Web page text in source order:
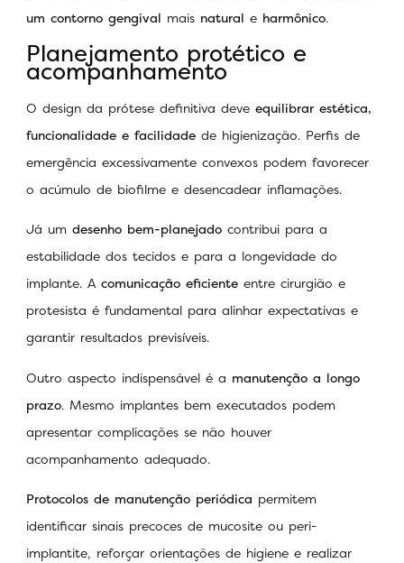
um contorno gengival mais natural e harmônico.
Planejamento protético e
acompanhamento
O design da prótese definitiva deve equilibrar estética,
funcionalidade e facilidade de higienização. Perfis de
emergência excessivamente convexos podem favorecer
o acúmulo de biofilme e desencadear inflamações.
Já um desenho bem-planejado contribui para a
estabilidade dos tecidos e para a longevidade do
implante. A comunicação eficiente entre cirurgião e
protesista é fundamental para alinhar expectativas e
garantir resultados previsíveis.
Outro aspecto indispensável é a manutenção a longo
prazo. Mesmo implantes bem executados podem
apresentar complicações se não houver
acompanhamento adequado.
Protocolos de manutenção periódica permitem
identificar sinais precoces de mucosite ou peri-
implantite, reforçar orientações de higiene e realizar